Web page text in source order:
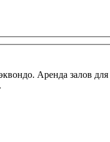
Аренда залов